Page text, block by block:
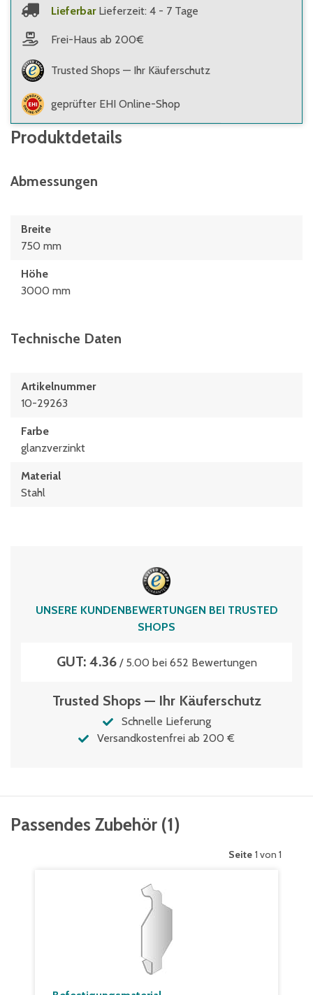
Lieferbar Lieferzeit: 4 - 7 Tage
Frei-Haus ab 200€
Trusted Shops — Ihr Käuferschutz
geprüfter EHI Online-Shop
Produktdetails
Abmessungen
Breite
750 mm
Höhe
3000 mm
Technische Daten
Artikelnummer
10-29263
Farbe
glanzverzinkt
Material
Stahl
UNSERE KUNDENBEWERTUNGEN BEI TRUSTED
SHOPS
GUT: 4.36/ 5.00 bei 652 Bewertungen
Trusted Shops — Ihr Käuferschutz
Schnelle Lieferung
Versandkostenfrei ab 200 €
Passendes Zubehör (1)
Seite 1 von 1